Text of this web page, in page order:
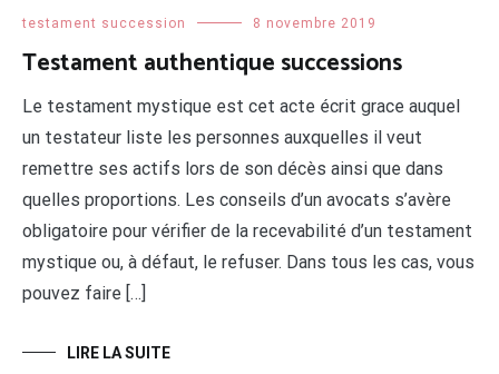
testament succession 8 novembre 2019
Testament authentique successions
Le testament mystique est cet acte écrit grace auquel
un testateur liste les personnes auxquelles il veut
remettre ses actifs lors de son décès ainsi que dans
quelles proportions. Les conseils d’un avocats s’avère
obligatoire pour vérifier de la recevabilité d’un testament
mystique ou, à défaut, le refuser. Dans tous les cas, vous
pouvez faire […]
LIRE LA SUITE